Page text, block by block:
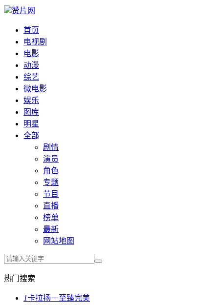
赞片网
首页
电视剧
电影
动漫
综艺
微电影
娱乐
图库
明星
全部
剧情
演员
角色
专题
节目
直播
榜单
最新
网站地图
热门搜索
1卡拉扬－至臻完美